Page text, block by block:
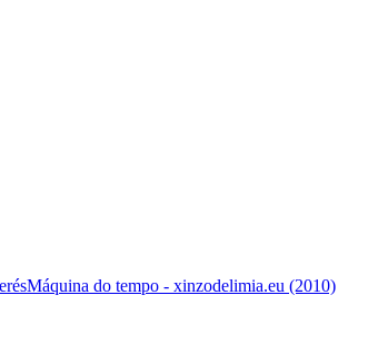
Máquina do tempo - xinzodelimia.eu (2010)